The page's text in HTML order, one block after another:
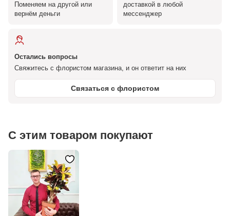
Поменяем на другой или
вернём деньги
доставкой в любой
мессенджер
Остались вопросы
Свяжитесь с флористом магазина, и он ответит на них
Связаться с флористом
С этим товаром покупают